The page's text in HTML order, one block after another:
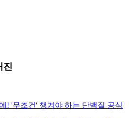
진
! '무조건' 챙겨야 하는 단백질 공식